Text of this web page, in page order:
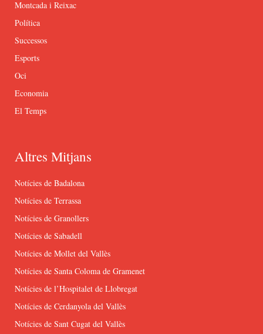
Montcada i Reixac
Política
Successos
Esports
Oci
Economia
El Temps
Altres Mitjans
Notícies de Badalona
Notícies de Terrassa
Notícies de Granollers
Notícies de Sabadell
Notícies de Mollet del Vallès
Notícies de Santa Coloma de Gramenet
Notícies de l’Hospitalet de Llobregat
Notícies de Cerdanyola del Vallès
Notícies de Sant Cugat del Vallès